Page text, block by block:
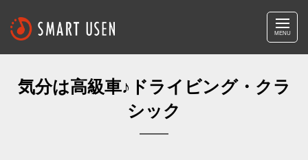
MENU
気分は高級車♪ドライビング・クラ
シック